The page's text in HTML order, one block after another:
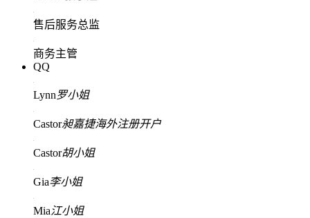
售后服务总监
商务主管
QQ
Lynn罗小姐
Castor昶嘉捷海外注册开户
Castor胡小姐
Gia李小姐
Mia江小姐